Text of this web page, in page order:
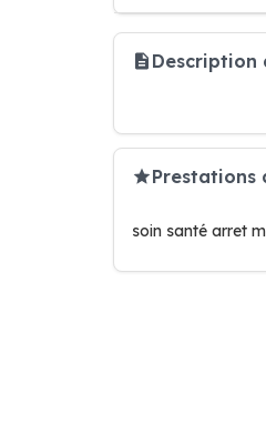
Description
Prestations
soin santé arret